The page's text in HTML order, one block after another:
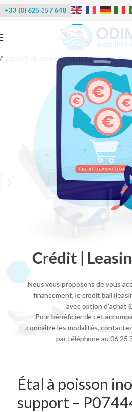
Crédit |
Nous vous proposons de vous
financement, le crédit bail
avec option d’achat
Pour bénéficier de cet
connaître les modalités,
par téléphone au 06 25
+33 (0) 625 357 648
Accueil Poissonnerie/étals à poisson
Étal à poisson
support –